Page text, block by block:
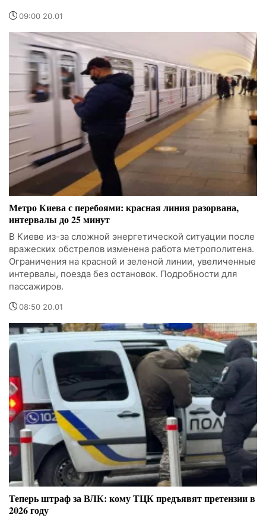
09:00 20.01
Метро Киева с перебоями: красная линия разорвана,
интервалы до 25 минут
В Киеве из-за сложной энергетической ситуации после
вражеских обстрелов изменена работа метрополитена.
Ограничения на красной и зеленой линии, увеличенные
интервалы, поезда без остановок. Подробности для
пассажиров.
08:50 20.01
Теперь штраф за ВЛК: кому ТЦК предъявят претензии в
2026 году